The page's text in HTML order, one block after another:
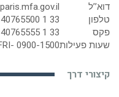
דוא’’ל
טלפון
33 1 40765500
פקס
33 1 40765555
שעות פעילות0900-1500
קיצורי דרך